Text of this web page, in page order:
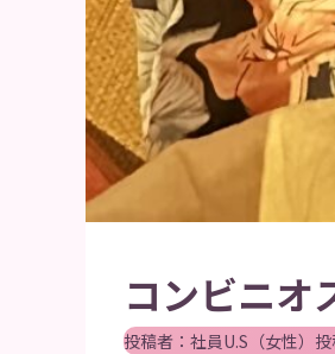
コンビニオ
投稿者： 社員U.S（女性） 投